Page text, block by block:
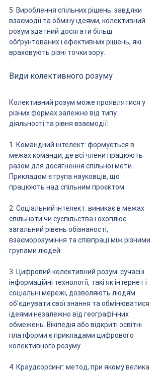
5. Вироблення спільних рішень: завдяки
взаємодії та обміну ідеями, колективний
розум здатний досягати більш
обґрунтованих і ефективних рішень, які
враховують різні точки зору.
Види колективного розуму
Колективний розум може проявлятися у
різних формах залежно від типу
діяльності та рівня взаємодії:
1. Командний інтелект: формується в
межах команди, де всі члени працюють
разом для досягнення спільної мети.
Прикладом є група науковців, що
працюють над спільним проєктом.
2. Соціальний інтелект: виникає в межах
спільноти чи суспільства і охоплює
загальний рівень обізнаності,
взаєморозуміння та співпраці між різними
групами людей.
3. Цифровий колективний розум: сучасні
інформаційні технології, такі як інтернет і
соціальні мережі, дозволяють людям
об’єднувати свої знання та обмінюватися
ідеями незалежно від географічних
обмежень. Вікіпедія або відкриті освітні
платформи є прикладами цифрового
колективного розуму.
4. Краудсорсинг: метод, при якому велика